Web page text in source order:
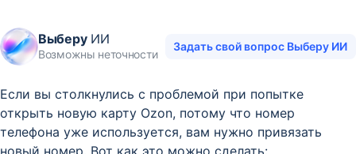
ВыберуИИ
Возможны неточности
Задать свой вопрос Выберу ИИ
Если вы столкнулись с проблемой при попытке
открыть новую карту Ozon, потому что номер
телефона уже используется, вам нужно привязать
новый номер. Вот как это можно сделать: